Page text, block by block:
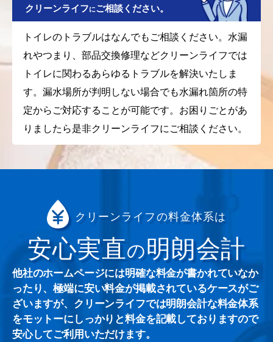
クリーンライフにご相談ください。
トイレのトラブルはなんでもご相談ください。水漏
れやつまり、部品交換修理などクリーンライフでは
トイレに関わるあらゆるトラブルを解決いたしま
す。漏水場所が判明しない場合でも水漏れ箇所の特
定からご対応することが可能です。お困りごとがあ
りましたら是非クリーンライフにご相談ください。
クリーンライフの料金体系は
安心実直の明朗会計
他社のホームページには明確な料金が書かれていなか
ったり、極端に安い料金が掲載されているケースがご
ざいますが、クリーンライフでは明朗会計な料金体系
をモットーにしっかりと料金を記載しておりますので
安心してご利用いただけます。